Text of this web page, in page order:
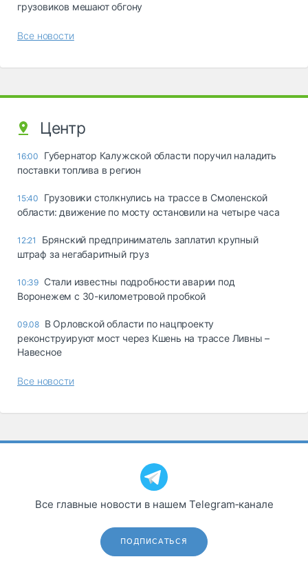
грузовиков мешают обгону
Все новости
Центр
16:00
Губернатор Калужской области поручил наладить
поставки топлива в регион
15:40
Грузовики столкнулись на трассе в Смоленской
области: движение по мосту остановили на четыре часа
12:21
Брянский предприниматель заплатил крупный
штраф за негабаритный груз
10:39 Стали известны подробности аварии под
Воронежем с 30-километровой пробкой
09.08 В Орловской области по нацпроекту
реконструируют мост через Кшень на трассе Ливны –
Навесное
Все новости
Все главные новости в нашем Telegram‑канале
ПОДПИСАТЬСЯ